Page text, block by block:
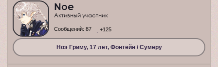
Noe
Активный участник
Ноэ Гриму, 17 лет, Фонтейн / Сумеру
Сообщений: 87 +125